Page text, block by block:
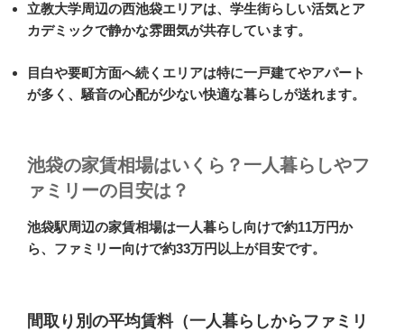
立教大学周辺の西池袋エリアは、学生街らしい活気とア
カデミックで静かな雰囲気が共存しています。
目白や要町方面へ続くエリアは特に一戸建てやアパート
が多く、騒音の心配が少ない快適な暮らしが送れます。
池袋の家賃相場はいくら？一人暮らしやフ
ァミリーの目安は？
池袋駅周辺の家賃相場は一人暮らし向けで約11万円か
ら、ファミリー向けで約33万円以上が目安です。
間取り別の平均賃料（一人暮らしからファミリ